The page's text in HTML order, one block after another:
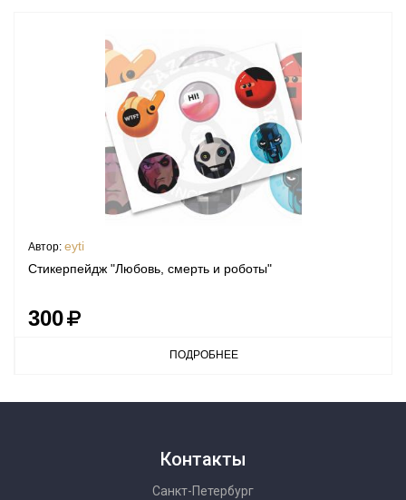
Автор: eyti
Стикерпейдж "Любовь, смерть и роботы"
300
ПОДРОБНЕЕ
Контакты
Санкт-Петербург